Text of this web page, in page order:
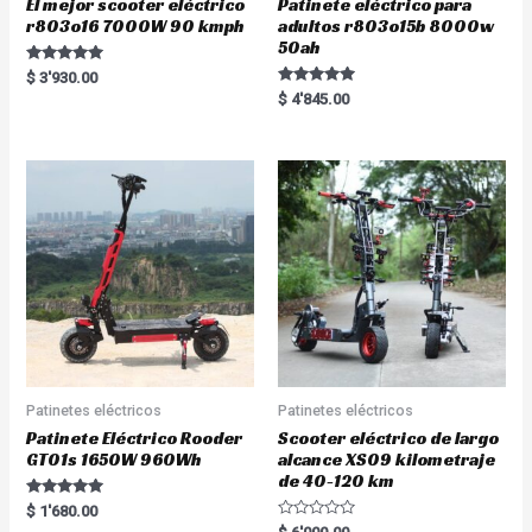
El mejor scooter eléctrico
r803o16 7000W 90 kmph
Rated
5.00
$ 3'930.00
Patinete eléctrico para
adultos r803o15b 8000w
50ah
Rated
5.00
$ 4'845.00
Patinetes eléctricos
Patinete Eléctrico Rooder
GT01s 1650W 960Wh
Rated
5.00
$ 1'680.00
Patinetes eléctricos
Scooter eléctrico de largo
alcance XS09 kilometraje
de 40-120 km